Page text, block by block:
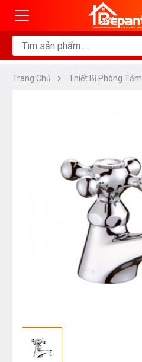
Trang Chủ Thiết Bị Phòng Tắm